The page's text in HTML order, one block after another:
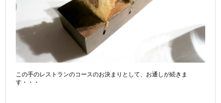
この手のレストランのコースのお決まりとして、お通しが続きま
す・・・